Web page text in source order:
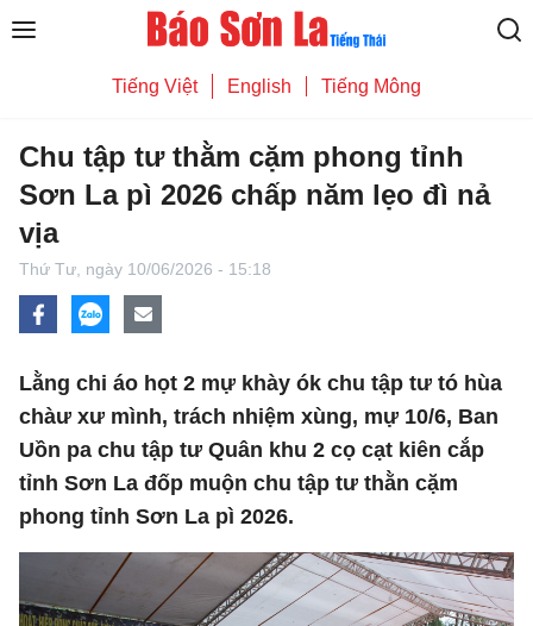
Tiếng Việt English Tiếng Mông
Chu tập tư thằm cặm phong tỉnh
Sơn La pì 2026 chấp năm lẹo đì nả
vịa
Thứ Tư, ngày 10/06/2026 - 15:18
Lằng chi áo họt 2 mự khày ók chu tập tư tó hùa
chàư xư mình, trách nhiệm xùng, mự 10/6, Ban
Uồn pa chu tập tư Quân khu 2 cọ cạt kiên cắp
tỉnh Sơn La đốp muộn chu tập tư thằn cặm
phong tỉnh Sơn La pì 2026.